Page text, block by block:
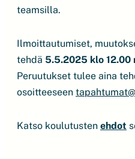
teamsilla.
Ilmoittautumiset,
tehdä 5.5.2025 klo 12.00
Peruutukset tulee aina
osoitteeseen
Katso koulutusten ehdot